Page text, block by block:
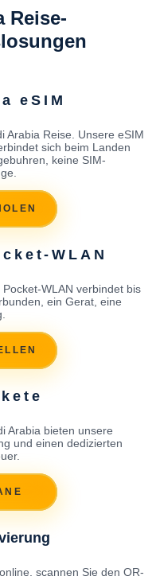
Reise-
eSIM
Arabia Reise. Unsere eSIM
sich beim Landen
keine SIM-
WLAN
WLAN verbindet bis
ein Gerat, eine
Arabia bieten unsere
und einen dedizierten
scannen Sie den QR-